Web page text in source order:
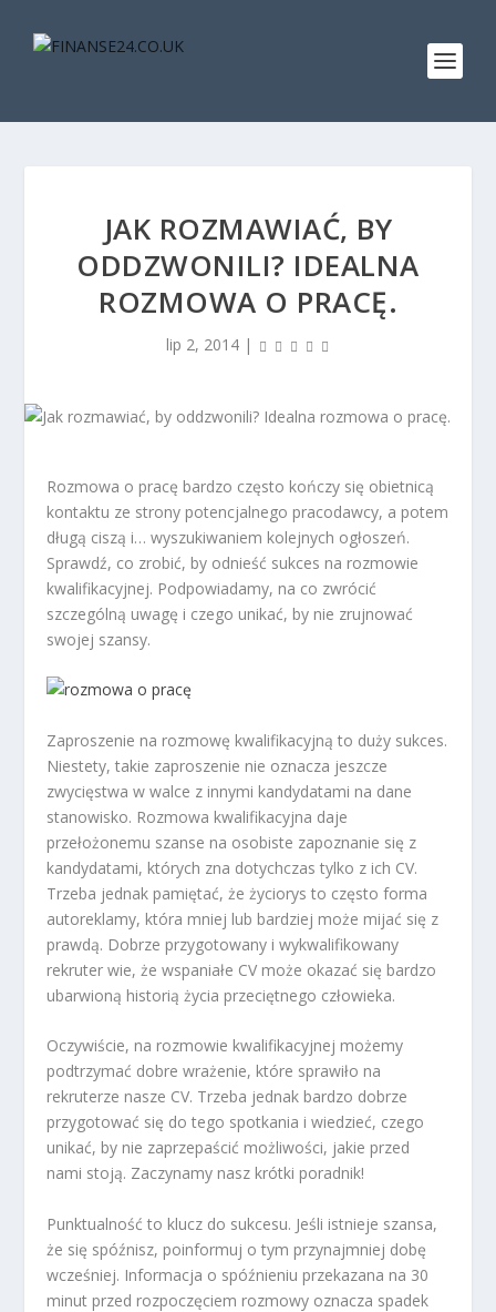
JAK ROZMAWIAĆ, BY
ODDZWONILI? IDEALNA
ROZMOWA O PRACĘ.
lip 2, 2014 |
Rozmowa o pracę bardzo często kończy się obietnicą
kontaktu ze strony potencjalnego pracodawcy, a potem
długą ciszą i… wyszukiwaniem kolejnych ogłoszeń.
Sprawdź, co zrobić, by odnieść sukces na rozmowie
kwalifikacyjnej. Podpowiadamy, na co zwrócić
szczególną uwagę i czego unikać, by nie zrujnować
swojej szansy.
Zaproszenie na rozmowę kwalifikacyjną to duży sukces.
Niestety, takie zaproszenie nie oznacza jeszcze
zwycięstwa w walce z innymi kandydatami na dane
stanowisko. Rozmowa kwalifikacyjna daje
przełożonemu szanse na osobiste zapoznanie się z
kandydatami, których zna dotychczas tylko z ich CV.
Trzeba jednak pamiętać, że życiorys to często forma
autoreklamy, która mniej lub bardziej może mijać się z
prawdą. Dobrze przygotowany i wykwalifikowany
rekruter wie, że wspaniałe CV może okazać się bardzo
ubarwioną historią życia przeciętnego człowieka.
Oczywiście, na rozmowie kwalifikacyjnej możemy
podtrzymać dobre wrażenie, które sprawiło na
rekruterze nasze CV. Trzeba jednak bardzo dobrze
przygotować się do tego spotkania i wiedzieć, czego
unikać, by nie zaprzepaścić możliwości, jakie przed
nami stoją. Zaczynamy nasz krótki poradnik!
Punktualność to klucz do sukcesu. Jeśli istnieje szansa,
że się spóźnisz, poinformuj o tym przynajmniej dobę
wcześniej. Informacja o spóźnieniu przekazana na 30
minut przed rozpoczęciem rozmowy oznacza spadek